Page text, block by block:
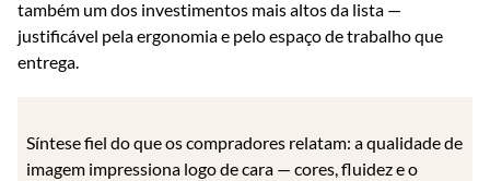
também um dos investimentos mais altos da lista —
justificável pela ergonomia e pelo espaço de trabalho que
entrega.
Síntese fiel do que os compradores relatam: a qualidade de
imagem impressiona logo de cara — cores, fluidez e o